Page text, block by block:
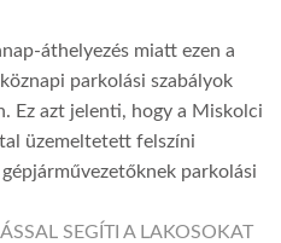
áthelyezés miatt ezen a
parkolási szabályok
Ez azt jelenti, hogy a Miskolci
üzemeltetett felszíni
parkolási
SEGÍTI A LAKOSOKAT